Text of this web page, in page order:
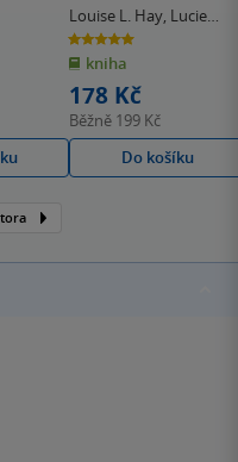
Louise L. Hay, Lucie
Ernestová
5.0
z
5
hvězdiček
kniha
178 Kč
Běžně 199 Kč
Do košíku